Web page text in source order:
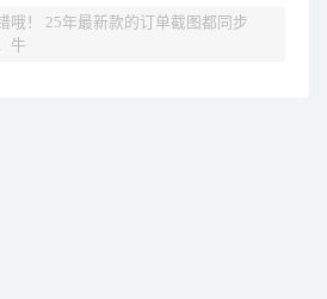
哦！ 25年最新款的订单截图都同步
牛